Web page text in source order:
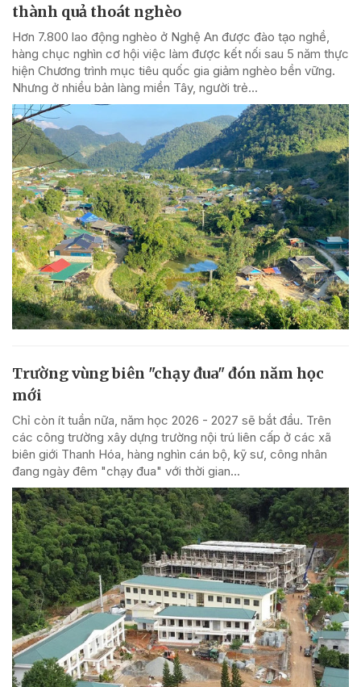
thành quả thoát nghèo
Hơn 7.800 lao động nghèo ở Nghệ An được đào tạo nghề,
hàng chục nghìn cơ hội việc làm được kết nối sau 5 năm thực
hiện Chương trình mục tiêu quốc gia giảm nghèo bền vững.
Nhưng ở nhiều bản làng miền Tây, người trẻ...
Trường vùng biên "chạy đua" đón năm học
mới
Chỉ còn ít tuần nữa, năm học 2026 - 2027 sẽ bắt đầu. Trên
các công trường xây dựng trường nội trú liên cấp ở các xã
biên giới Thanh Hóa, hàng nghìn cán bộ, kỹ sư, công nhân
đang ngày đêm "chạy đua" với thời gian...